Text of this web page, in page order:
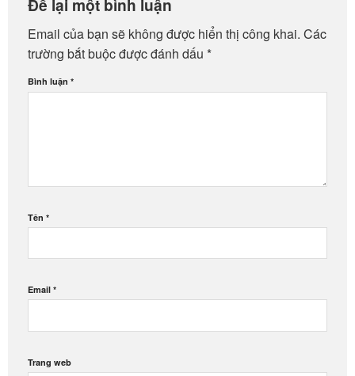
Email của bạn sẽ không được hiển thị công khai. Các
trường bắt buộc được đánh dấu *
Bình luận *
Tên *
Email *
Trang web